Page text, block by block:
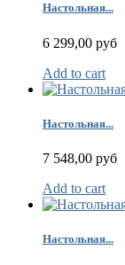
Настольная...
6 299,00 руб
Add to cart
Настольная...
7 548,00 руб
Add to cart
Настольная...